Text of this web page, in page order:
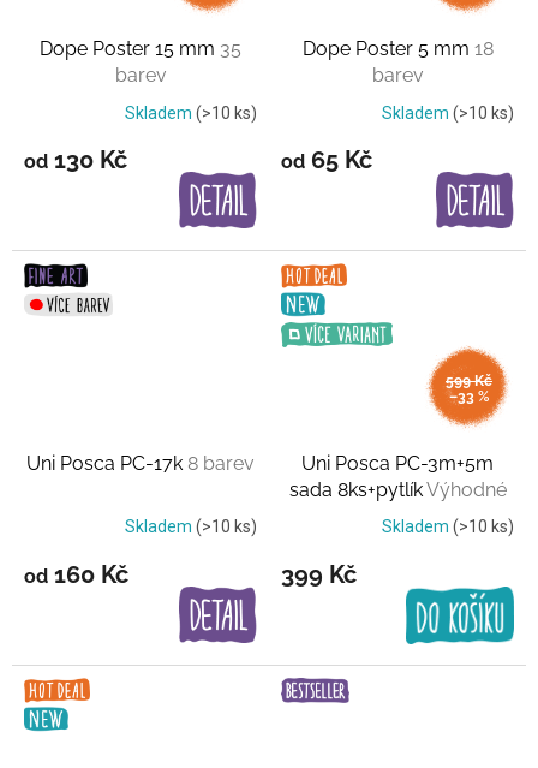
Dope Poster 15 mm 35
barev
Skladem (>10 ks)
od 130 Kč
Dope Poster 5 mm 18
barev
Skladem (>10 ks)
od 65 Kč
Uni Posca PC-17k 8 barev
Skladem (>10 ks)
od 160 Kč
599 Kč
–33 %
Uni Posca PC-3m+5m
sada 8ks+pytlíkVýhodné
balení
Skladem (>10 ks)
399 Kč